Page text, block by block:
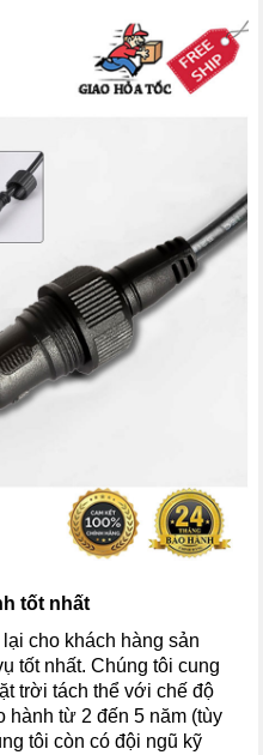
tốt nhất
cho khách hàng sản
tốt nhất. Chúng tôi cung
trời tách thể với chế độ
hành từ 2 đến 5 năm (tùy
tôi còn có đội ngũ kỹ